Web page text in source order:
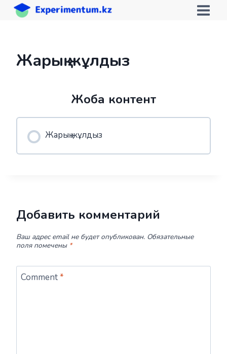
Skip
Жарық жұлдыз
Жоба контент
Жарық жұлдыз
Добавить комментарий
Ваш адрес email не будет опубликован. Обязательные
поля помечены *
Comment*